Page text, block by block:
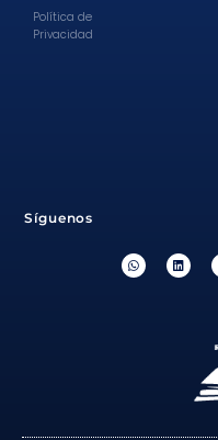
Política de
Privacidad
Síguenos